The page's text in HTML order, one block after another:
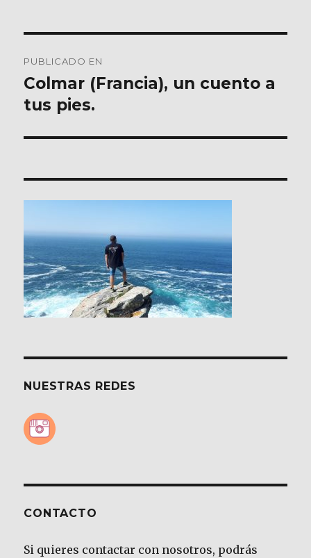
de
entradas
PUBLICADO EN
Colmar (Francia), un cuento a
tus pies.
NUESTRAS REDES
CONTACTO
Si quieres contactar con nosotros, podrás